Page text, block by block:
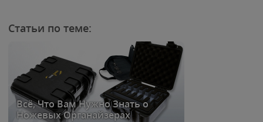
Статьи по теме:
Всё, Что Вам Нужно Знать о
Ножевых Органайзерах